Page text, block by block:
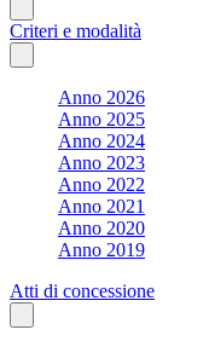
Criteri e modalità
Anno 2026
Anno 2025
Anno 2024
Anno 2023
Anno 2022
Anno 2021
Anno 2020
Anno 2019
Atti di concessione